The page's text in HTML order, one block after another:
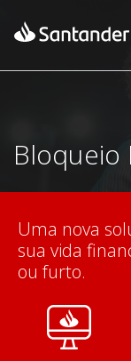
App
App
Bloqueio
Uma nova
sua vida
ou furto.